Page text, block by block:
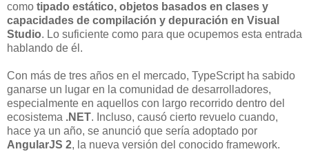
como tipado estático, objetos basados en clases y
capacidades de compilación y depuración en Visual
Studio. Lo suficiente como para que ocupemos esta entrada
hablando de él.
Con más de tres años en el mercado, TypeScript ha sabido
ganarse un lugar en la comunidad de desarrolladores,
especialmente en aquellos con largo recorrido dentro del
ecosistema .NET. Incluso, causó cierto revuelo cuando,
hace ya un año, se anunció que sería adoptado por
AngularJS 2, la nueva versión del conocido framework.